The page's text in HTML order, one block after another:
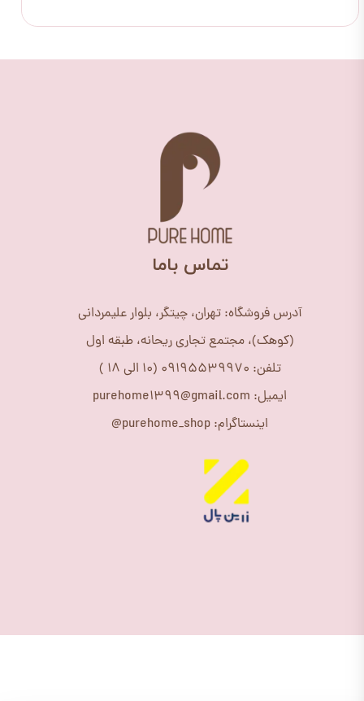
​تماس باما
آدرس فروشگاه: تهران، چیتگر، بلوار علیمردانی
(کوهک)، مجتمع تجاری ریحانه، طبقه اول
تلفن: 09195539970 (10 الی 18 )
ایمیل: purehome1399@gmail.com
اینستاگرام: purehome_shop@